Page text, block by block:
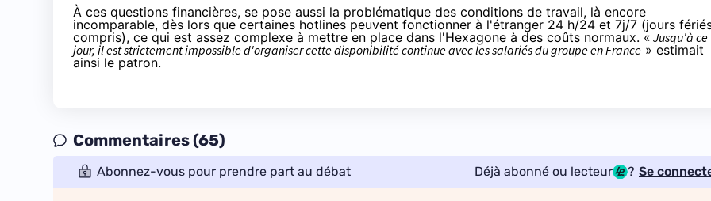
À ces questions financières, se pose aussi la problématique des conditions de travail, là encore
incomparable, dès lors que certaines hotlines peuvent fonctionner à l'étranger 24 h/24 et 7j/7 (jours
compris), ce qui est assez complexe à mettre en place dans l'Hexagone à des coûts normaux. « Jusqu'à ce
jour, il est strictement impossible d'organiser cette disponibilité continue avec les salariés du groupe en France » estimait
ainsi le patron.
Commentaires (65)
Abonnez-vous pour prendre part au débat Déjà abonné ou lecteur ? Se